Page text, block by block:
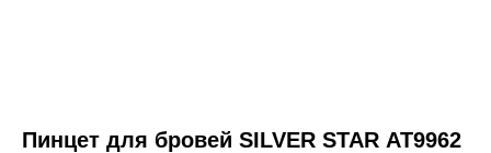
Пинцет для бровей SILVER STAR АТ9962